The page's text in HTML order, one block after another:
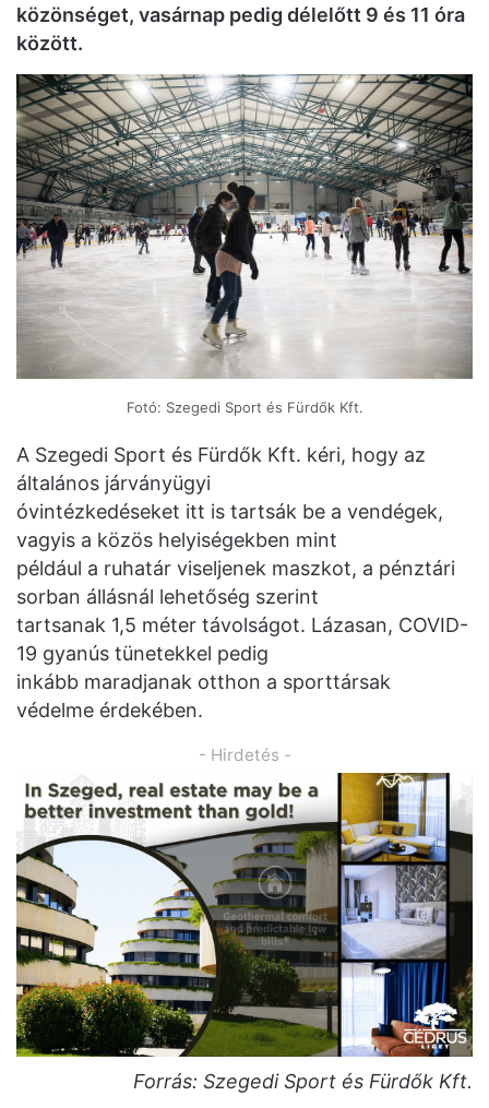
közönséget, vasárnap pedig délelőtt 9 és 11 óra
között.
Fotó: Szegedi Sport és Fürdők Kft.
A Szegedi Sport és Fürdők Kft. kéri, hogy az
általános járványügyi
óvintézkedéseket itt is tartsák be a vendégek,
vagyis a közös helyiségekben mint
például a ruhatár viseljenek maszkot, a pénztári
sorban állásnál lehetőség szerint
tartsanak 1,5 méter távolságot. Lázasan, COVID-
19 gyanús tünetekkel pedig
inkább maradjanak otthon a sporttársak
védelme érdekében.
- Hirdetés -
Forrás: Szegedi Sport és Fürdők Kft.